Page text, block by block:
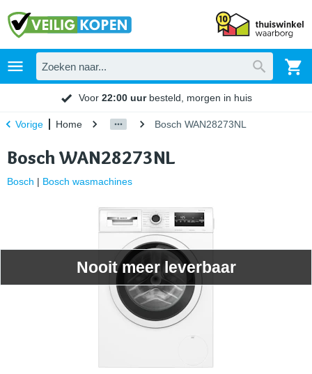
Voor 22:00 uurbesteld, morgen in huis
Vorige Home Bosch WAN28273NL
Bosch WAN28273NL
Bosch | Bosch wasmachines
Nooit meer leverbaar